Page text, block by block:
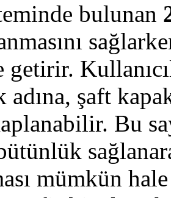
bulunan
getirir.
adına, şaft
Bu
mümkün